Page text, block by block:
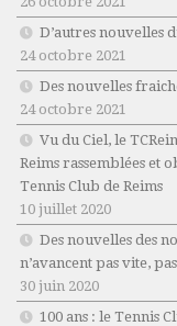
D’autres nouvelles
24 octobre 2021
Des nouvelles
24 octobre 2021
Vu du Ciel, le
Reims rassemblées et
Tennis Club de Reims
10 juillet 2020
Des nouvelles des
n’avancent pas vite,
30 juin 2020
100 ans : le Tennis